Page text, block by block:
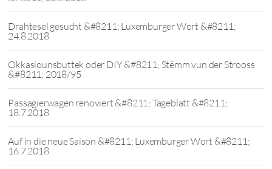
Drahtesel gesucht &#8211; Luxemburger Wort &#8211;
24.8.2018
Okkasiounsbuttek oder DIY &#8211; Stëmm vun der Strooss
&#8211; 2018/95
Passagierwagen renoviert &#8211; Tageblatt &#8211;
18.7.2018
Auf in die neue Saison &#8211; Luxemburger Wort &#8211;
16.7.2018